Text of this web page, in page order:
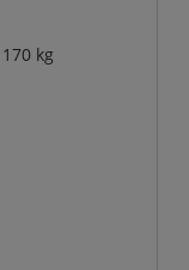
kg